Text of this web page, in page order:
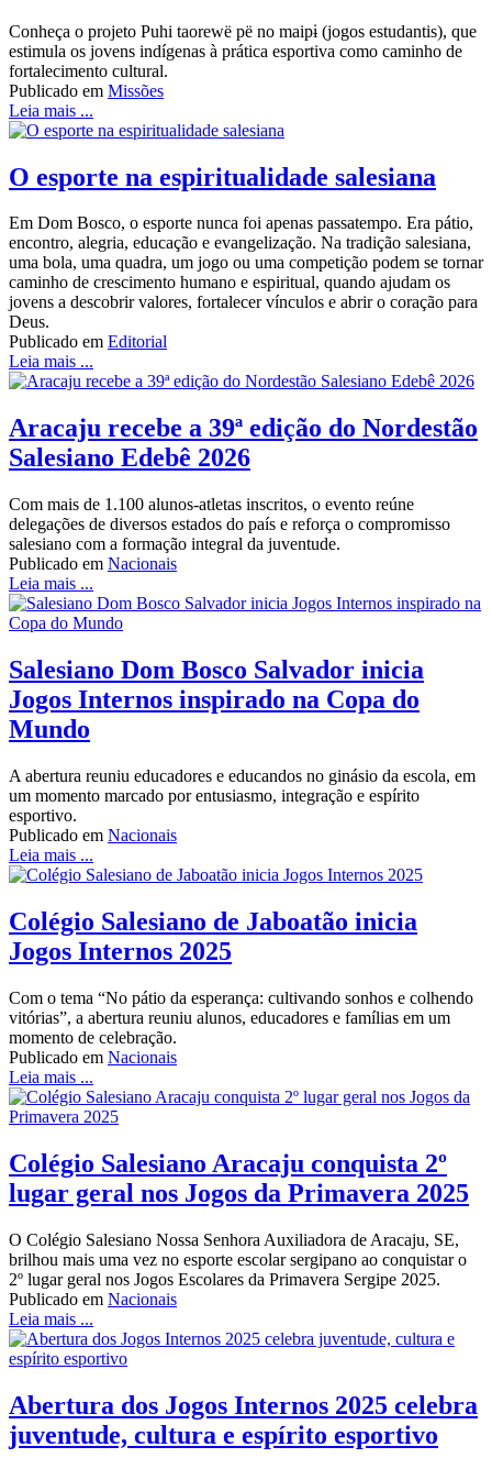
Conheça o projeto Puhi taorewë pë no maipɨ (jogos estudantis), que
estimula os jovens indígenas à prática esportiva como caminho de
fortalecimento cultural.
Publicado em Missões
Leia mais ...
O esporte na espiritualidade salesiana
Em Dom Bosco, o esporte nunca foi apenas passatempo. Era pátio,
encontro, alegria, educação e evangelização. Na tradição salesiana,
uma bola, uma quadra, um jogo ou uma competição podem se tornar
caminho de crescimento humano e espiritual, quando ajudam os
jovens a descobrir valores, fortalecer vínculos e abrir o coração para
Deus.
Publicado em Editorial
Leia mais ...
Aracaju recebe a 39ª edição do Nordestão
Salesiano Edebê 2026
Com mais de 1.100 alunos-atletas inscritos, o evento reúne
delegações de diversos estados do país e reforça o compromisso
salesiano com a formação integral da juventude.
Publicado em Nacionais
Leia mais ...
Salesiano Dom Bosco Salvador inicia
Jogos Internos inspirado na Copa do
Mundo
A abertura reuniu educadores e educandos no ginásio da escola, em
um momento marcado por entusiasmo, integração e espírito
esportivo.
Publicado em Nacionais
Leia mais ...
Colégio Salesiano de Jaboatão inicia
Jogos Internos 2025
Com o tema “No pátio da esperança: cultivando sonhos e colhendo
vitórias”, a abertura reuniu alunos, educadores e famílias em um
momento de celebração.
Publicado em Nacionais
Leia mais ...
Colégio Salesiano Aracaju conquista 2º
lugar geral nos Jogos da Primavera 2025
O Colégio Salesiano Nossa Senhora Auxiliadora de Aracaju, SE,
brilhou mais uma vez no esporte escolar sergipano ao conquistar o
2º lugar geral nos Jogos Escolares da Primavera Sergipe 2025.
Publicado em Nacionais
Leia mais ...
Abertura dos Jogos Internos 2025 celebra
juventude, cultura e espírito esportivo